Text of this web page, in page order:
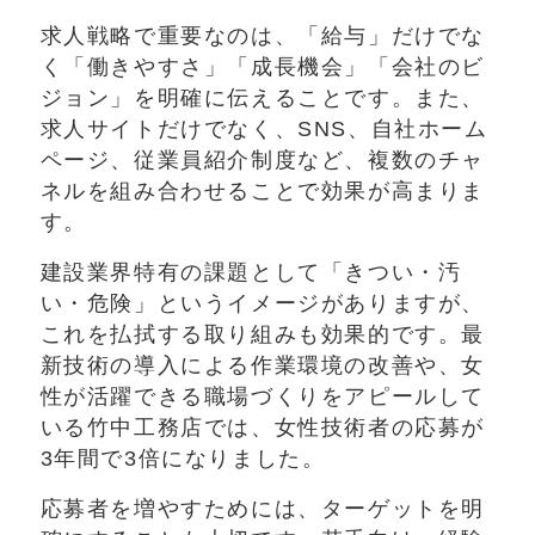
求人戦略で重要なのは、「給与」だけでな
く「働きやすさ」「成長機会」「会社のビ
ジョン」を明確に伝えることです。また、
求人サイトだけでなく、SNS、自社ホーム
ページ、従業員紹介制度など、複数のチャ
ネルを組み合わせることで効果が高まりま
す。
建設業界特有の課題として「きつい・汚
い・危険」というイメージがありますが、
これを払拭する取り組みも効果的です。最
新技術の導入による作業環境の改善や、女
性が活躍できる職場づくりをアピールして
いる竹中工務店では、女性技術者の応募が
3年間で3倍になりました。
応募者を増やすためには、ターゲットを明